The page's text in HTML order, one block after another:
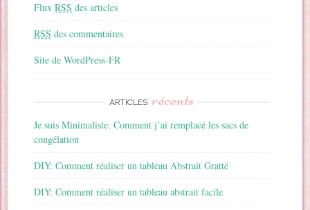
FluxRSS des articles
RSS des commentaires
Site de WordPress-FR
ARTICLES récents
Je suis Minimaliste: Comment j’ai remplacé les sacs de
congélation
DIY: Comment réaliser un tableau Abstrait Gratté
DIY: Comment réaliser un tableau abstrait facile